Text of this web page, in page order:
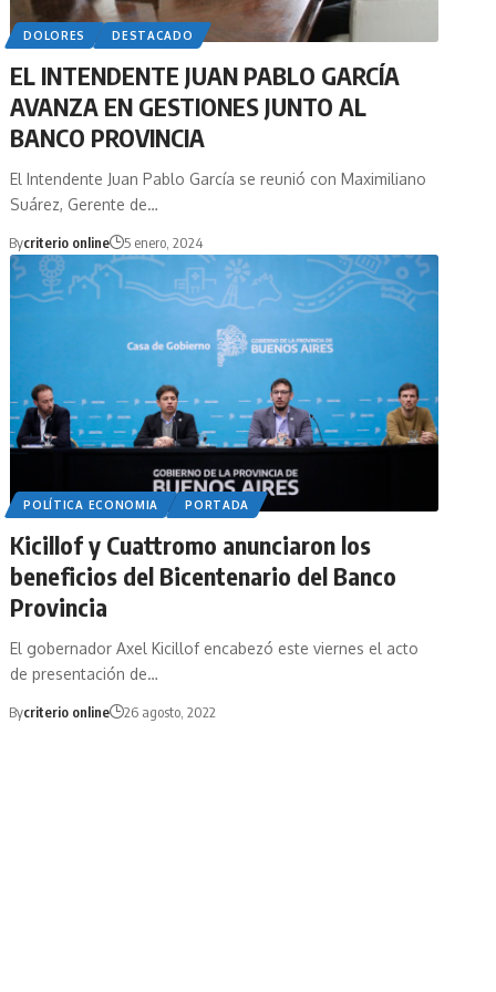
DOLORES DESTACADO
EL INTENDENTE JUAN PABLO GARCÍA
AVANZA EN GESTIONES JUNTO AL
BANCO PROVINCIA
El Intendente Juan Pablo García se reunió con Maximiliano
Suárez, Gerente de…
Bycriterio online 5 enero, 2024
POLÍTICA ECONOMIA PORTADA
Kicillof y Cuattromo anunciaron los
beneficios del Bicentenario del Banco
Provincia
El gobernador Axel Kicillof encabezó este viernes el acto
de presentación de…
Bycriterio online 26 agosto, 2022